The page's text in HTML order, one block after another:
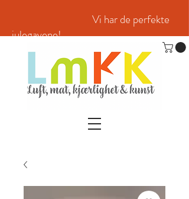
Vi har de perfekte
julegavene!